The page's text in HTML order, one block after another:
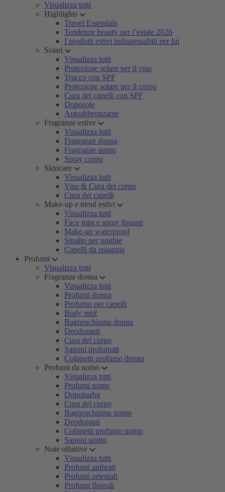
Visualizza tutti
Highlights
Travel Essentials
Tendenze beauty per l’estate 2026
I prodotti estivi indispensabili per lui
Solari
Visualizza tutti
Protezione solare per il viso
Trucco con SPF
Protezione solare per il corpo
Cura dei capelli con SPF
Doposole
Autoabbronzante
Fragranze estive
Visualizza tutti
Fragranze donna
Fragranze uomo
Spray corpo
Skincare
Visualizza tutti
Viso & Cura del corpo
Cura dei capelli
Make-up e trend estivi
Visualizza tutti
Face mist e spray fissanti
Make-up waterproof
Smalto per unghie
Capelli da spiaggia
Profumi
Visualizza tutti
Fragranze donna
Visualizza tutti
Profumi donna
Profumo per capelli
Body mist
Bagnoschiuma donna
Deodoranti
Cura del corpo
Saponi profumati
Cofanetti profumo donna
Profumi da uomo
Visualizza tutti
Profumi uomo
Dopobarba
Cura del corpo
Bagnoschiuma uomo
Deodoranti
Cofanetti profumo uomo
Saponi uomo
Note olfattive
Visualizza tutti
Profumi ambrati
Profumi orientali
Profumi floreali